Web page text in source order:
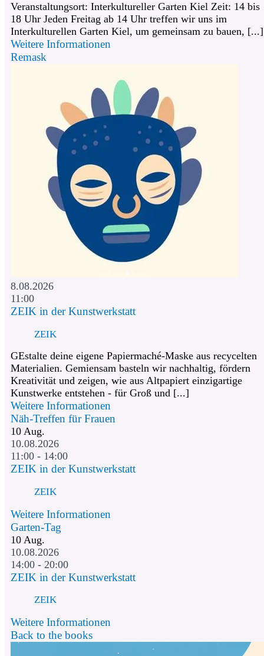
Veranstaltungsort: Interkultureller Garten Kiel Zeit: 14 bis
18 Uhr Jeden Freitag ab 14 Uhr treffen wir uns im
Interkulturellen Garten Kiel, um gemeinsam zu bauen, [...]
Weitere Informationen
Remask
8.08.2026
11:00
ZEIK in der Kunstwerkstatt
ZEIK
GEstalte deine eigene Papiermaché-Maske aus recycelten
Materialien. Gemiensam basteln wir nachhaltig, fördern
Kreativität und zeigen, wie aus Altpapiert einzigartige
Kunstwerke entstehen - für Groß und [...]
Weitere Informationen
Näh-Treffen für Frauen
10 Aug.
10.08.2026
11:00 - 14:00
ZEIK in der Kunstwerkstatt
ZEIK
Weitere Informationen
Garten-Tag
10 Aug.
10.08.2026
14:00 - 20:00
ZEIK in der Kunstwerkstatt
ZEIK
Weitere Informationen
Back to the books